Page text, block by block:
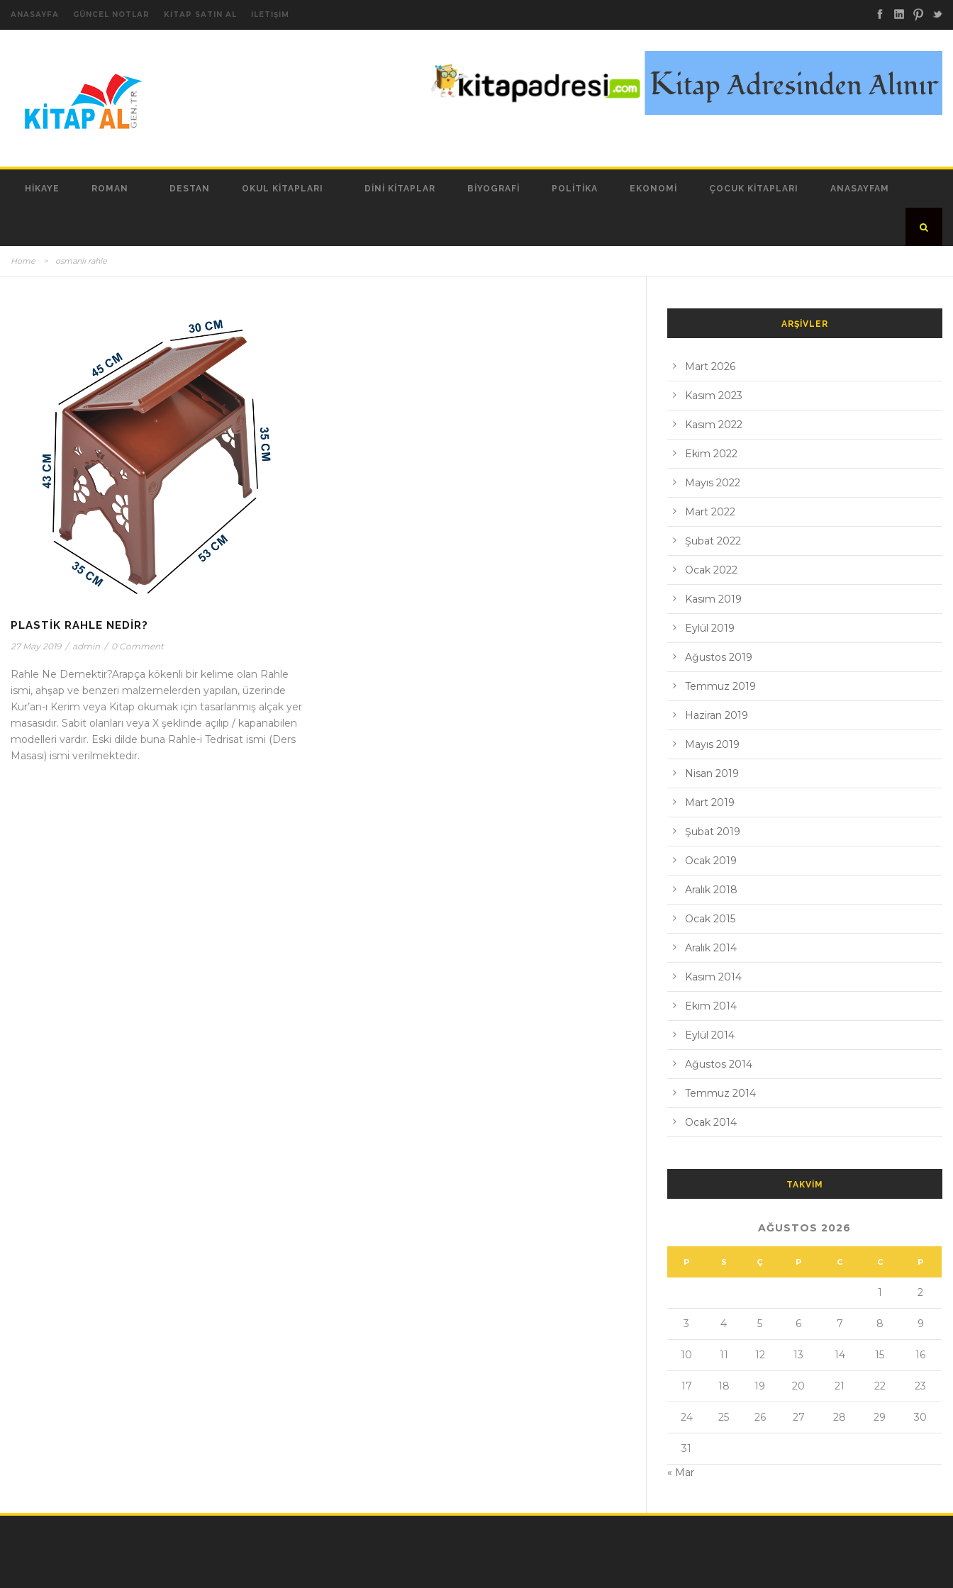
ANASAYFA GÜNCEL NOTLAR KITAP SATIN AL İLETIŞIM
HIKAYE ROMAN DESTAN OKUL KITAPLARI DINI KITAPLAR BIYOGRAFI POLITIKA EKONOMI ÇOCUK KITAPLARI ANASAYFAM
Home > osmanlı rahle
PLASTIK RAHLE NEDIR?
27 May 2019 / admin / 0 Comment
Rahle Ne Demektir?Arapça kökenli bir kelime olan Rahle
ismi, ahşap ve benzeri malzemelerden yapılan, üzerinde
Kur’an-ı Kerim veya Kitap okumak için tasarlanmış alçak yer
masasıdır. Sabit olanları veya X şeklinde açılıp / kapanabilen
modelleri vardır. Eski dilde buna Rahle-i Tedrisat ismi (Ders
Masası) ismi verilmektedir.
ARŞIVLER
Mart 2026
Kasım 2023
Kasım 2022
Ekim 2022
Mayıs 2022
Mart 2022
Şubat 2022
Ocak 2022
Kasım 2019
Eylül 2019
Ağustos 2019
Temmuz 2019
Haziran 2019
Mayıs 2019
Nisan 2019
Mart 2019
Şubat 2019
Ocak 2019
Aralık 2018
Ocak 2015
Aralık 2014
Kasım 2014
Ekim 2014
Eylül 2014
Ağustos 2014
Temmuz 2014
Ocak 2014
TAKVIM
AĞUSTOS 2026
P S Ç P C C P
1 2
3 4 5 6 7 8 9
10 11 12 13 14 15 16
17 18 19 20 21 22 23
24 25 26 27 28 29 30
31
« Mar